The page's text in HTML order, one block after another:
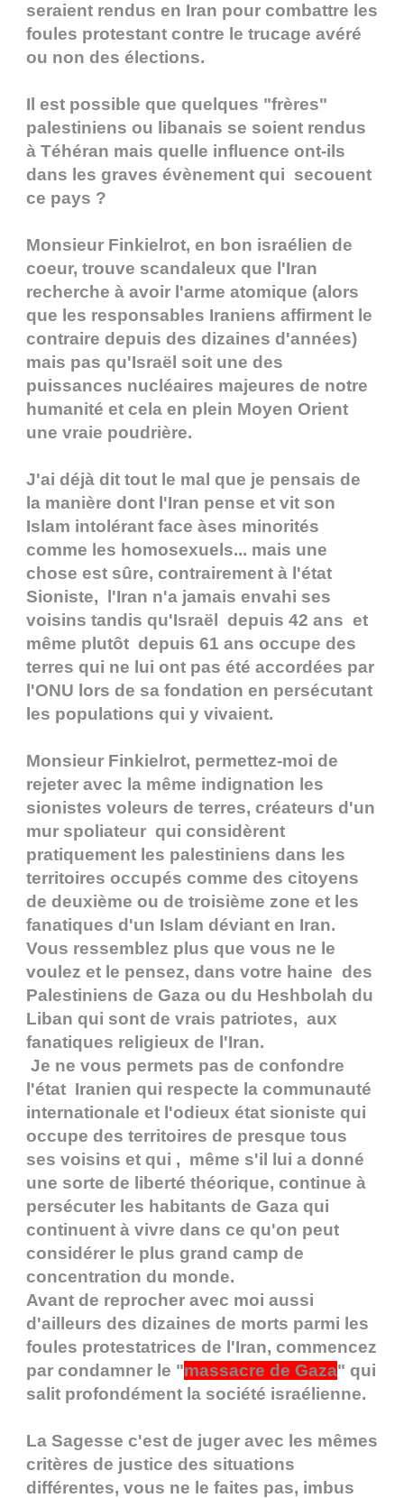
seraient rendus en Iran pour combattre les
foules protestant contre le trucage avéré
ou non des élections.
Il est possible que quelques "frères"
palestiniens ou libanais se soient rendus
à Téhéran mais quelle influence ont-ils
dans les graves évènement qui secouent
ce pays ?
Monsieur Finkielrot, en bon israélien de
coeur, trouve scandaleux que l'Iran
recherche à avoir l'arme atomique (alors
que les responsables Iraniens affirment le
contraire depuis des dizaines d'années)
mais pas qu'Israël soit une des
puissances nucléaires majeures de notre
humanité et cela en plein Moyen Orient
une vraie poudrière.
J'ai déjà dit tout le mal que je pensais de
la manière dont l'Iran pense et vit son
Islam intolérant face àses minorités
comme les homosexuels... mais une
chose est sûre, contrairement à l'état
Sioniste, l'Iran n'a jamais envahi ses
voisins tandis qu'Israël depuis 42 ans et
même plutôt depuis 61 ans occupe des
terres qui ne lui ont pas été accordées par
l'ONU lors de sa fondation en persécutant
les populations qui y vivaient.
Monsieur Finkielrot, permettez-moi de
rejeter avec la même indignation les
sionistes voleurs de terres, créateurs d'un
mur spoliateur qui considèrent
pratiquement les palestiniens dans les
territoires occupés comme des citoyens
de deuxième ou de troisième zone et les
fanatiques d'un Islam déviant en Iran.
Vous ressemblez plus que vous ne le
voulez et le pensez, dans votre haine des
Palestiniens de Gaza ou du Heshbolah du
Liban qui sont de vrais patriotes, aux
fanatiques religieux de l'Iran.
Je ne vous permets pas de confondre
l'état Iranien qui respecte la communauté
internationale et l'odieux état sioniste qui
occupe des territoires de presque tous
ses voisins et qui , même s'il lui a donné
une sorte de liberté théorique, continue à
persécuter les habitants de Gaza qui
continuent à vivre dans ce qu'on peut
considérer le plus grand camp de
concentration du monde.
Avant de reprocher avec moi aussi
d'ailleurs des dizaines de morts parmi les
foules protestatrices de l'Iran, commencez
par condamner le "massacre de Gaza" qui
salit profondément la société israélienne.
La Sagesse c'est de juger avec les mêmes
critères de justice des situations
différentes, vous ne le faites pas, imbus